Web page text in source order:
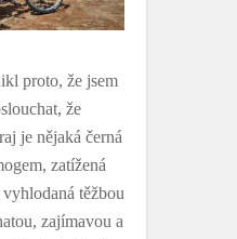
proto, že jsem
že
je nějaká černá
zatížená
těžbou
zajímavou a